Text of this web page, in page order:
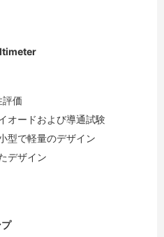
価
オードおよび導通試験
型で軽量のデザイン
デザイン